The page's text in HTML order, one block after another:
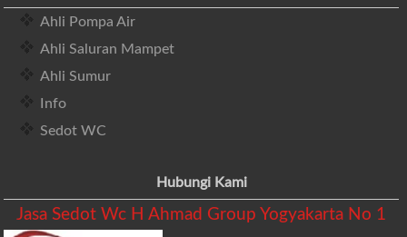
Ahli Pompa Air
Ahli Saluran Mampet
Ahli Sumur
Info
Sedot WC
Hubungi Kami
Jasa Sedot Wc H Ahmad Group Yogyakarta No 1